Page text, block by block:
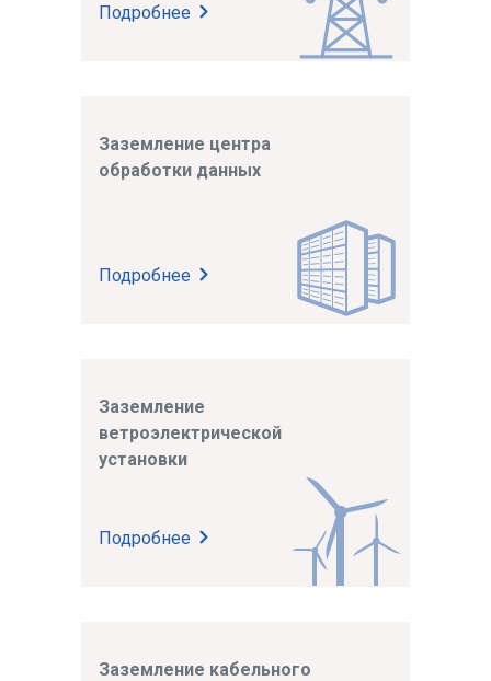
Подробнее
Заземление центра
обработки данных
Подробнее
Заземление
ветроэлектрической
установки
Подробнее
Заземление кабельного